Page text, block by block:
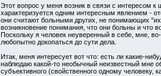
Этот вопрос у меня возник в связи с интересом
характеризуется одним интересным явлением -
они считают больными других, не понимающих
возникновение понимания, что они больны и что
Поскольку я человек неуверенный в себе, мне,
любопытно докопаться до сути дела.
Итак, меня интересует вот что: есть ли какие-
наблюдаю какой-то необычный неизвестный мне
субъективного (свойственного одному человеку,